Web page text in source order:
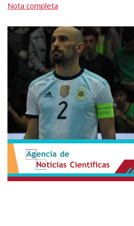
Nota completa